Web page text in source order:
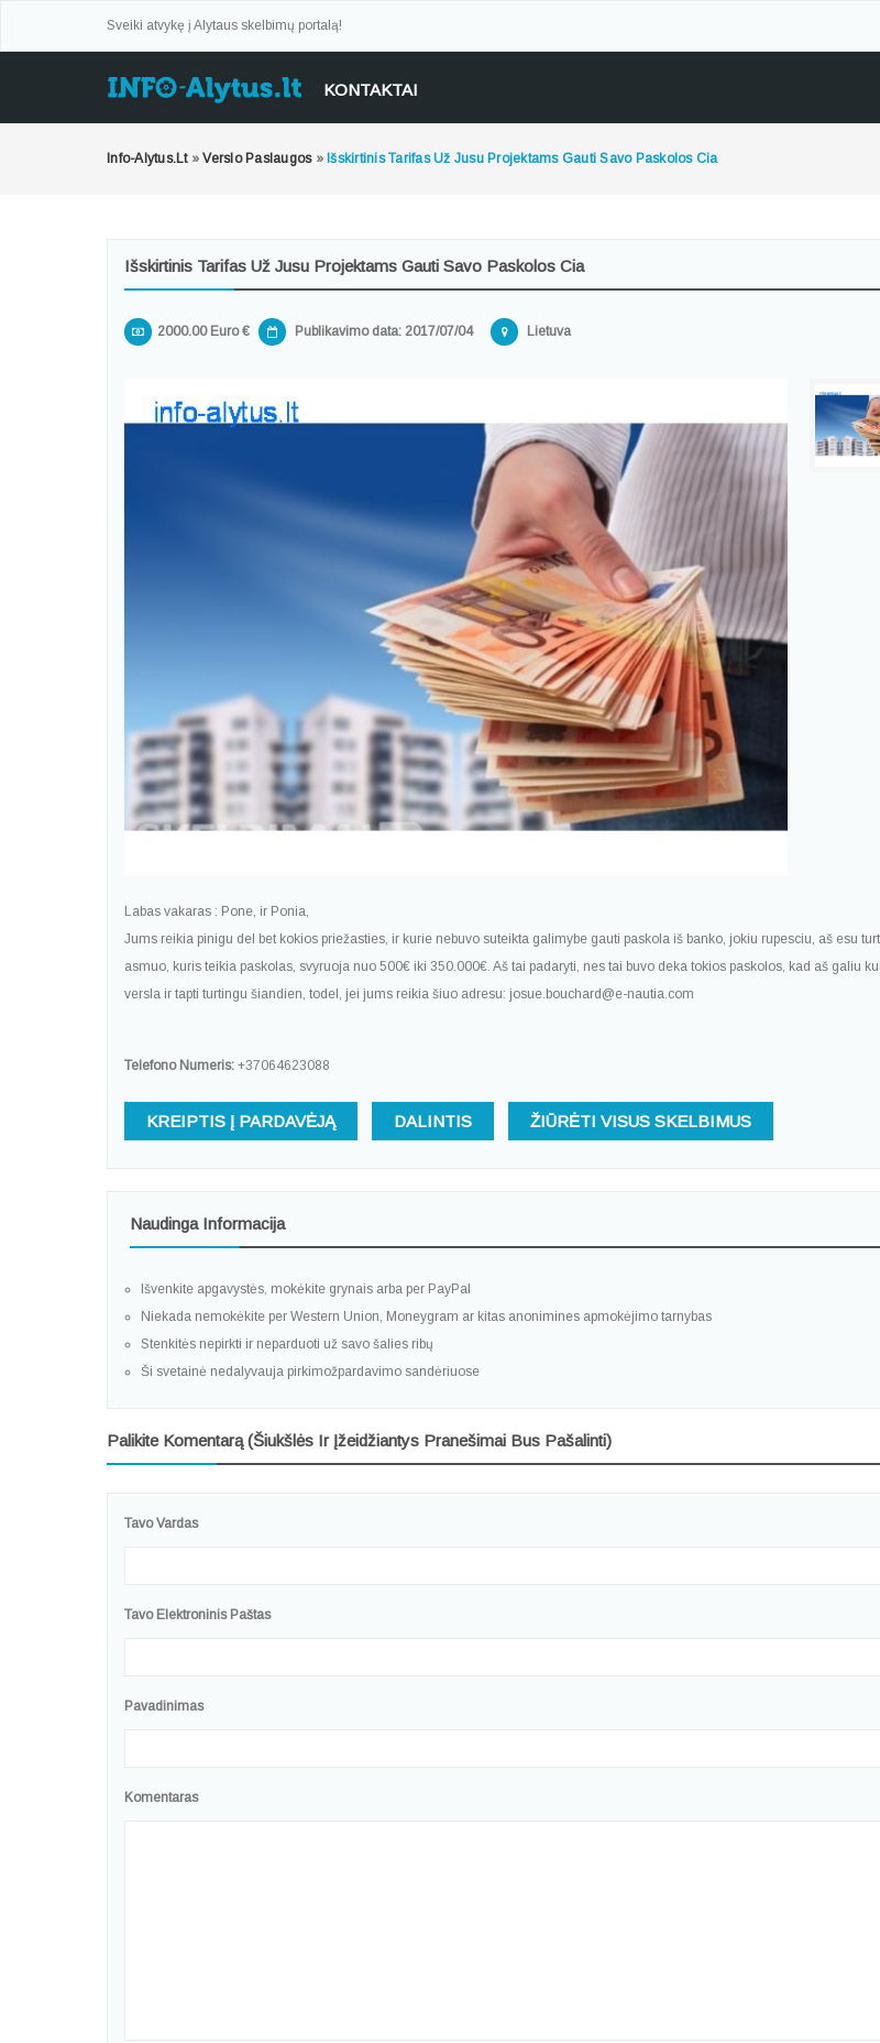
Sveiki atvykę į Alytaus skelbimų portalą!
KONTAKTAI
Info-Alytus.lt »Verslo Paslaugos » Išskirtinis Tarifas Už Jusu Projektams Gauti Savo Paskolos Cia
Išskirtinis Tarifas Už Jusu Projektams Gauti Savo Paskolos Cia
2000.00 Euro € Publikavimo data: 2017/07/04 Lietuva
Labas vakaras : Pone, ir Ponia,
Jums reikia pinigu del bet kokios priežasties, ir kurie nebuvo suteikta galimybe gauti paskola iš banko, jokiu rupesciu, aš esu
asmuo, kuris teikia paskolas, svyruoja nuo 500€ iki 350.000€. Aš tai padaryti, nes tai buvo deka tokios paskolos, kad aš galiu
versla ir tapti turtingu šiandien, todel, jei jums reikia šiuo adresu: josue.bouchard@e-nautia.com
Telefono Numeris: +37064623088
KREIPTIS Į PARDAVĖJĄ DALINTIS ŽIŪRĖTI VISUS SKELBIMUS
Naudinga Informacija
Išvenkite apgavystės, mokėkite grynais arba per PayPal
Niekada nemokėkite per Western Union, Moneygram ar kitas anonimines apmokėjimo tarnybas
Stenkitės nepirkti ir neparduoti už savo šalies ribų
Ši svetainė nedalyvauja pirkimožpardavimo sandėriuose
Palikite Komentarą (šiukšlės Ir Įžeidžiantys Pranešimai Bus Pašalinti)
Tavo Vardas
Tavo Elektroninis Paštas
Pavadinimas
Komentaras